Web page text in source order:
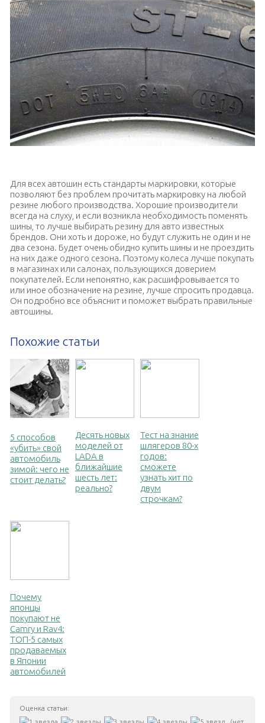
Для всех автошин есть стандарты маркировки, которые
позволяют без проблем прочитать маркировку на любой
резине любого производства. Хорошие производители
всегда на слуху, и если возникла необходимость поменять
шины, то лучше выбирать резину для авто известных
брендов. Они хоть и дороже, но будут служить не один и не
два сезона. Будет очень обидно купить шины и не проездить
на них даже одного сезона. Поэтому колеса лучше покупать
в магазинах или салонах, пользующихся доверием
покупателей. Если непонятно, как расшифровывается то
или иное обозначение на резине, лучше спросить продавца.
Он подробно все объяснит и поможет выбрать правильные
автошины.
Похожие статьи
5 способов
«убить» свой
автомобиль
зимой: чего не
стоит делать?
Десять новых
моделей от
LADA в
ближайшие
шесть лет:
реально?
Тест на знание
шлягеров 80-х
годов:
сможете
узнать хит по
двум
строчкам?
Почему
японцы
покупают не
Camry и Rav4:
ТОП-5 самых
продаваемых
в Японии
автомобилей
Оценка статьи: